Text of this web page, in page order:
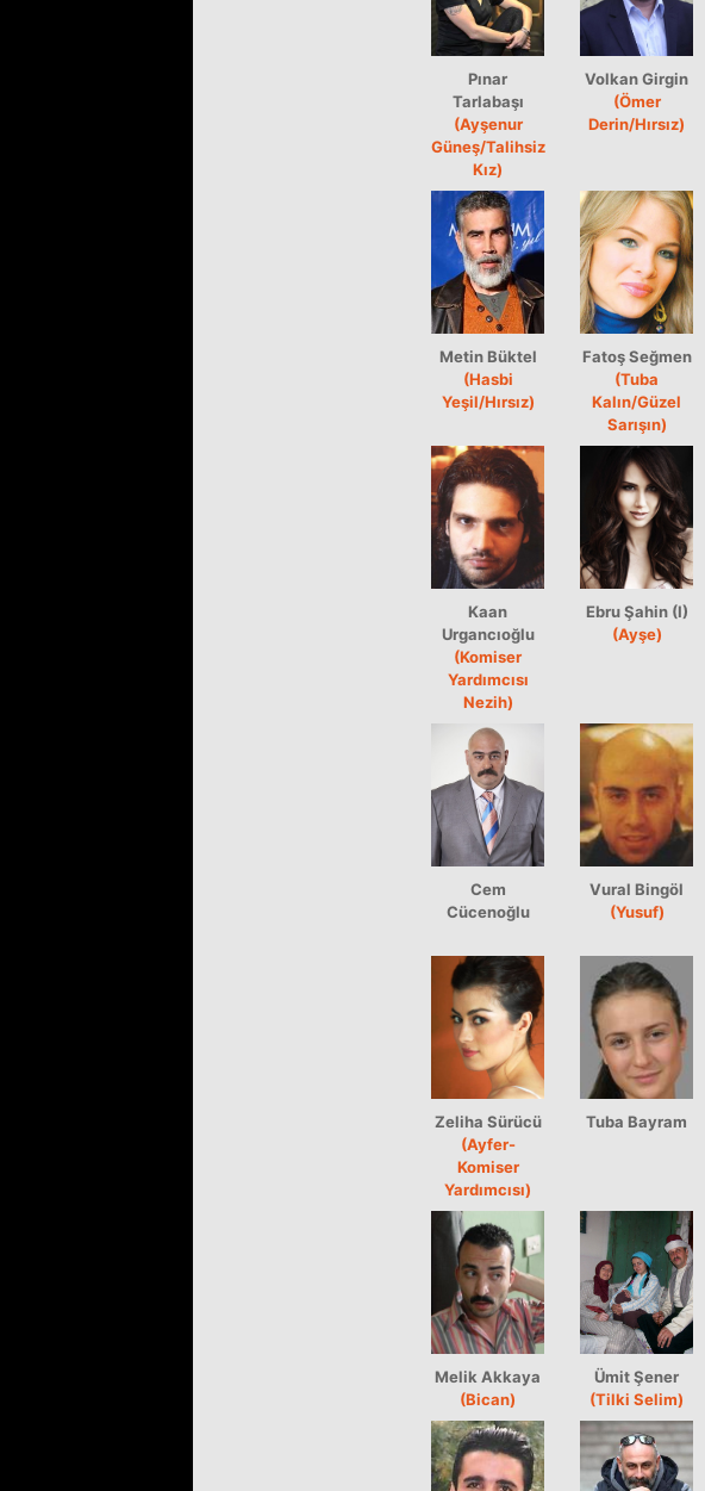
Pınar
Tarlabaşı
(Ayşenur
Güneş/Talihsiz
Kız)
Volkan Girgin
(Ömer
Derin/Hırsız)
Metin Büktel
(Hasbi
Yeşil/Hırsız)
Fatoş Seğmen
(Tuba
Kalın/Güzel
Sarışın)
Kaan
Urgancıoğlu
(Komiser
Yardımcısı
Nezih)
Ebru Şahin (I)
(Ayşe)
Cem
Cücenoğlu
Vural Bingöl
(Yusuf)
Zeliha Sürücü
(Ayfer-
Komiser
Yardımcısı)
Tuba Bayram
Melik Akkaya
(Bican)
Ümit Şener
(Tilki Selim)